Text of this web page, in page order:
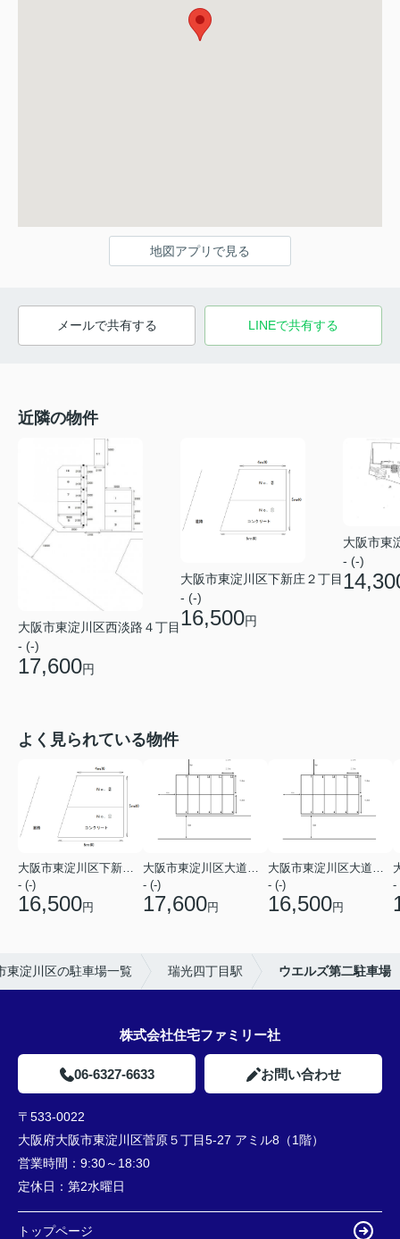
地図アプリで見る
メールで共有する LINEで共有する
近隣の物件
大阪市東淀川区西淡路４丁目
- (-)
17,600円
大阪市東淀川区下新庄２丁目
- (-)
16,500円
大阪市東
- (-)
よく見られている物件
大阪市東淀川区下新庄２丁目
- (-)
16,500円
大阪市東淀川区大道南３丁目
- (-)
17,600円
大阪市東淀川区大道南３丁目
- (-)
16,500円
-
東淀川区の駐車場一覧 瑞光四丁目駅 ウエルズ第二駐車場
株式会社住宅ファミリー社
06-6327-6633 お問い合わせ
〒533-0022
大阪府大阪市東淀川区菅原５丁目5-27 アミル8（1階）
営業時間： 9:30～18:30
定休日： 第2水曜日
トップページ